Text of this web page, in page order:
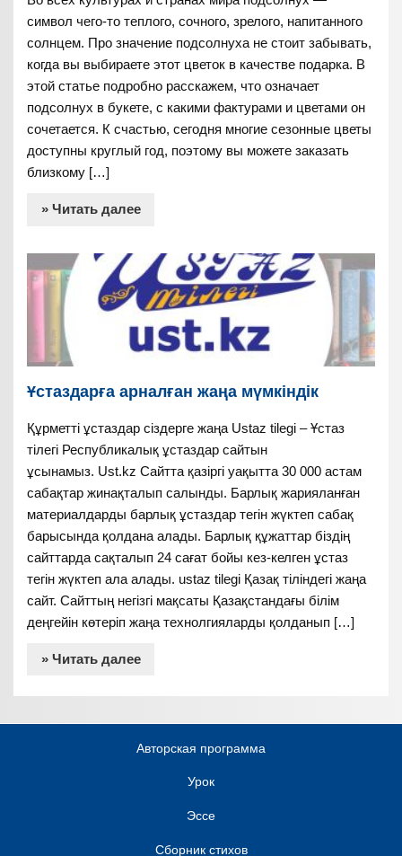
символ чего-то теплого, сочного, зрелого, напитанного
солнцем. Про значение подсолнуха не стоит забывать,
когда вы выбираете этот цветок в качестве подарка. В
этой статье подробно расскажем, что означает
подсолнух в букете, с какими фактурами и цветами он
сочетается. К счастью, сегодня многие сезонные цветы
доступны круглый год, поэтому вы можете заказать
близкому […]
» Читать далее
Ұстаздарға арналған жаңа мүмкіндік
Құрметті ұстаздар сіздерге жаңа Ustaz tilegi – Ұстаз
тілегі Республикалық ұстаздар сайтын
ұсынамыз. Ust.kz Сайтта қазіргі уақытта 30 000 астам
сабақтар жинақталып салынды. Барлық жарияланған
материалдарды барлық ұстаздар тегін жүктеп сабақ
барысында қолдана алады. Барлық құжаттар біздің
сайттарда сақталып 24 сағат бойы кез-келген ұстаз
тегін жүктеп ала алады. ustaz tilegi Қазақ тіліндегі жаңа
сайт. Сайттың негізгі мақсаты Қазақстандағы білім
деңгейін көтеріп жаңа технолгияларды қолданып […]
» Читать далее
Авторская программа
Урок
Эссе
Сборник стихов